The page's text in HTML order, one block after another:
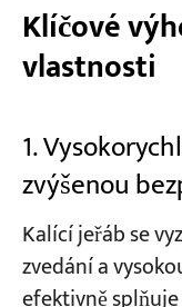
Klíčové
vlastnosti
1.
zvýšenou
Kalící jeřáb se
zvedání a
efektivně